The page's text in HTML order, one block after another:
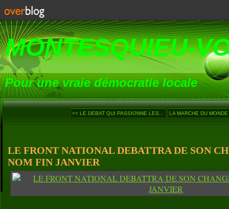
MONTESQUIEU-
Pour une vraie démocratie locale
<< LE DEBAT QUI PASSIONNE LES... LA MARCHE DU
LE FRONT NATIONAL DEBATTRA DE SON
NOM FIN JANVIER